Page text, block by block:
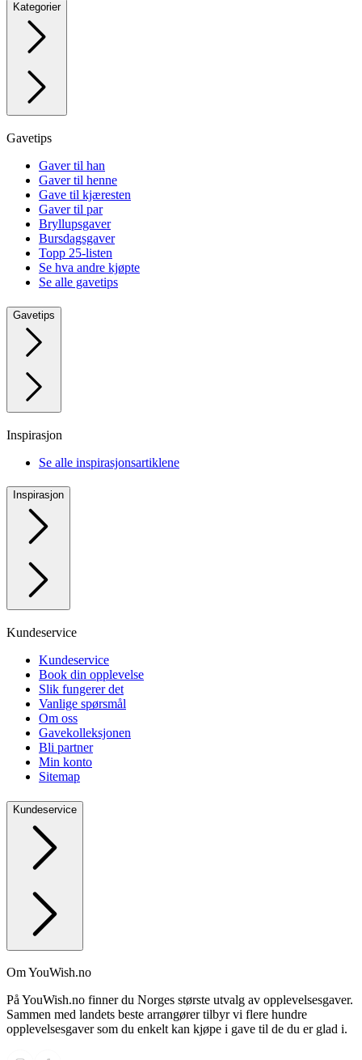
Kategorier
Gavetips
Gaver til han
Gaver til henne
Gave til kjæresten
Gaver til par
Bryllupsgaver
Bursdagsgaver
Topp 25-listen
Se hva andre kjøpte
Se alle gavetips
Gavetips
Inspirasjon
Se alle inspirasjonsartiklene
Inspirasjon
Kundeservice
Kundeservice
Book din opplevelse
Slik fungerer det
Vanlige spørsmål
Om oss
Gavekolleksjonen
Bli partner
Min konto
Sitemap
Kundeservice
Om YouWish.no
På YouWish.no finner du Norges største utvalg av opplevelsesgaver.
Sammen med landets beste arrangører tilbyr vi flere hundre
opplevelsesgaver som du enkelt kan kjøpe i gave til de du er glad i.